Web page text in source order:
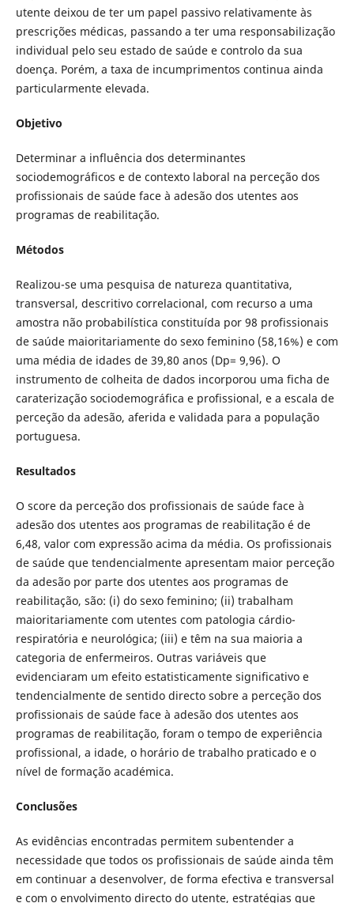
utente deixou de ter um papel passivo relativamente às
prescrições médicas, passando a ter uma responsabilização
individual pelo seu estado de saúde e controlo da sua
doença. Porém, a taxa de incumprimentos continua ainda
particularmente elevada.
Objetivo
Determinar a influência dos determinantes
sociodemográficos e de contexto laboral na perceção dos
profissionais de saúde face à adesão dos utentes aos
programas de reabilitação.
Métodos
Realizou-se uma pesquisa de natureza quantitativa,
transversal, descritivo correlacional, com recurso a uma
amostra não probabilística constituída por 98 profissionais
de saúde maioritariamente do sexo feminino (58,16%) e com
uma média de idades de 39,80 anos (Dp= 9,96). O
instrumento de colheita de dados incorporou uma ficha de
caraterização sociodemográfica e profissional, e a escala de
perceção da adesão, aferida e validada para a população
portuguesa.
Resultados
O score da perceção dos profissionais de saúde face à
adesão dos utentes aos programas de reabilitação é de
6,48, valor com expressão acima da média. Os profissionais
de saúde que tendencialmente apresentam maior perceção
da adesão por parte dos utentes aos programas de
reabilitação, são: (i) do sexo feminino; (ii) trabalham
maioritariamente com utentes com patologia cárdio-
respiratória e neurológica; (iii) e têm na sua maioria a
categoria de enfermeiros. Outras variáveis que
evidenciaram um efeito estatisticamente significativo e
tendencialmente de sentido directo sobre a perceção dos
profissionais de saúde face à adesão dos utentes aos
programas de reabilitação, foram o tempo de experiência
profissional, a idade, o horário de trabalho praticado e o
nível de formação académica.
Conclusões
As evidências encontradas permitem subentender a
necessidade que todos os profissionais de saúde ainda têm
em continuar a desenvolver, de forma efectiva e transversal
e com o envolvimento directo do utente, estratégias que